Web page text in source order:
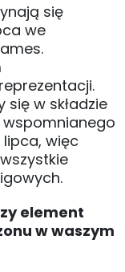
się
we
w składzie
więc
element
w waszym